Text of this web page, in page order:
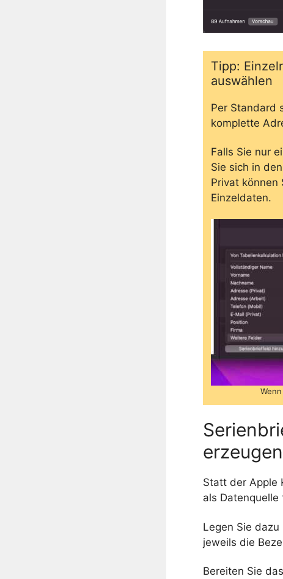
Tipp:
auswählen
Per Standard
komplette
Falls Sie nur
Sie sich in
Privat können
Einzeldaten.
erzeugen
Statt der Apple
als
Legen Sie
jeweils die
Bereiten Sie